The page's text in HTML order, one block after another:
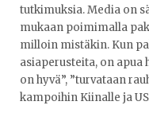
tutkimuksia. Media on
mukaan poimimalla
milloin mistäkin. Kun
asiaperusteita, on apua
on hyvä”, ”turvataan
kampoihin Kiinalle ja